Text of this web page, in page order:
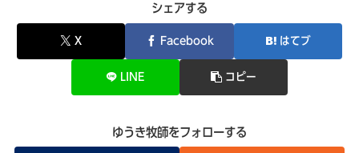
シェアする
X Facebook はてブ
LINE コピー
ゆうき牧師をフォローする